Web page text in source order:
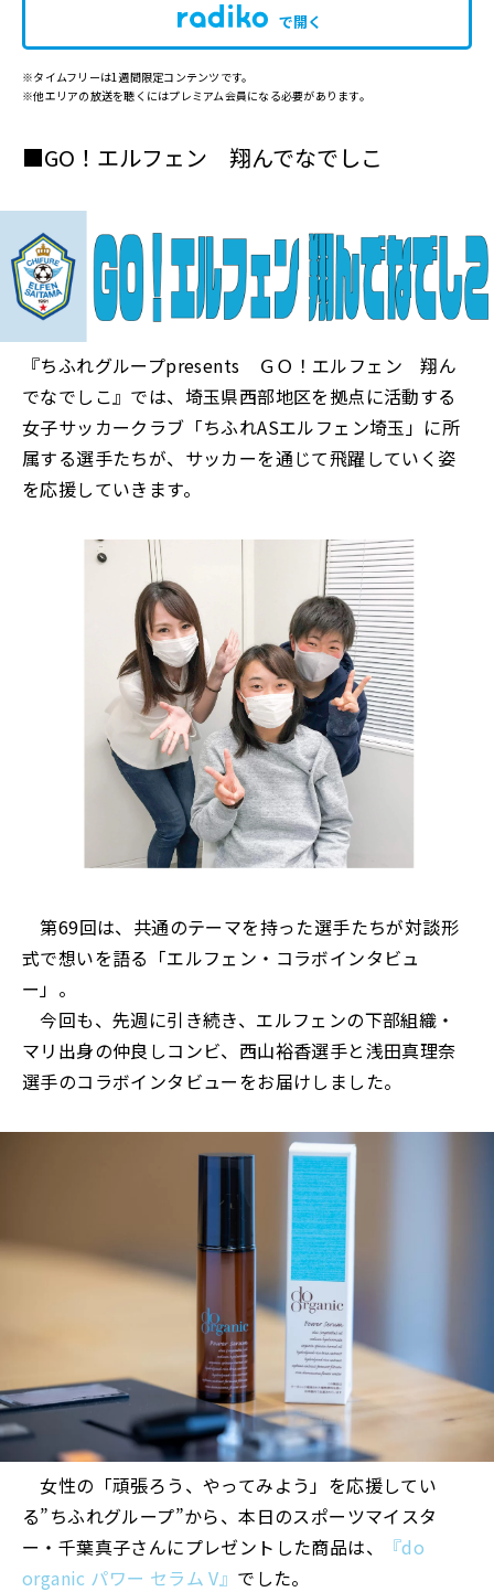
で開く
※タイムフリーは1週間限定コンテンツです。
※他エリアの放送を聴くにはプレミアム会員になる必要があります。
■GO！エルフェン 翔んでなでしこ
『ちふれグループpresents ＧＯ！エルフェン 翔ん
でなでしこ』では、埼玉県西部地区を拠点に活動する
女子サッカークラブ「ちふれASエルフェン埼玉」に所
属する選手たちが、サッカーを通じて飛躍していく姿
を応援していきます。
第69回は、共通のテーマを持った選手たちが対談形
式で想いを語る「エルフェン・コラボインタビュ
ー」。
今回も、先週に引き続き、エルフェンの下部組織・
マリ出身の仲良しコンビ、西山裕香選手と浅田真理奈
選手のコラボインタビューをお届けしました。
女性の「頑張ろう、やってみよう」を応援してい
る”ちふれグループ”から、本日のスポーツマイスタ
ー・千葉真子さんにプレゼントした商品は、
『do
organic パワー セラム V』 でした。